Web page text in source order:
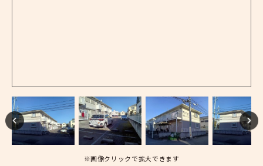
※画像クリックで拡大できます